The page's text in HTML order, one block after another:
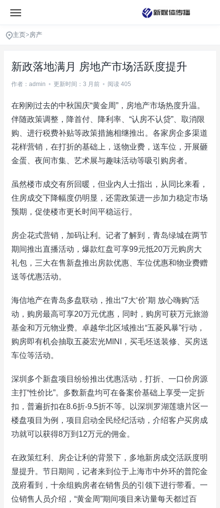
主页>房产
新政落地满月 房地产市场活跃度提升
作者：admin • 更新时间：3 月前 • 阅读 405
在刚刚过去的中秋国庆“黄金周”，房地产市场热度升温。
伴随政策调整，降首付、降利率、“认房不认贷”、取消限
购、进行税费补贴等政策措施相继推出。各家房企多渠道
花样营销，在打折的基础上，送物业费，送车位，开展砸
金蛋、夜间市集、艺术展与趣味活动等吸引购房者。
虽然楼市成交有所回暖，但业内人士指出，从同比来看，
住房成交下降幅度仍明显，还需政策进一步加力稳定市场
预期，促使楼市更长时间平稳运行。
房企花式营销，加码让利。记者了解到，青岛绿城在两节
期间推出直播活动，爆款红盘可享99元抵20万元购房大
礼包，三大在售新盘推出房款优惠、车位优惠和物业费赠
送等优惠活动。
海信地产在青岛多盘联动，推出“7大‘价’期 放心嗨购”活
动，购房最高可享20万元优惠，同时，购房可获万元旅游
基金和万元物业费。卓越华北区域推出“五菱风暴”行动，
购房即有机会抽取五菱宏光MINI，买毛坯送装修、买房送
车位等活动。
深圳多个新盘项目纷纷推出优惠活动，打折、一口价房源
主打“性价比”。多数新盘均可在备案价基础上享受一定折
扣，普遍折扣在8.6折-9.5折不等。以深圳罗湖莲塘片区一
楼盘项目为例，项目启动全民经纪活动，介绍客户买房成
功就可以获得8万到12万元的佣金。
在政策红利、房企让利的背景下，多地新房成交活跃度明
显提升。节日期间，记者来到位于上海市中外环的普陀金
茂府看到，十余组购房者在销售员的引领下进行带看。一
位销售人员介绍，“黄金周”期间项目来访量每天都过百